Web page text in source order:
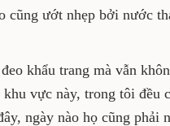
cũng ướt nhẹp bởi nước
khẩu trang mà vẫn
vực này, trong tôi đều
ngày nào họ cũng phải